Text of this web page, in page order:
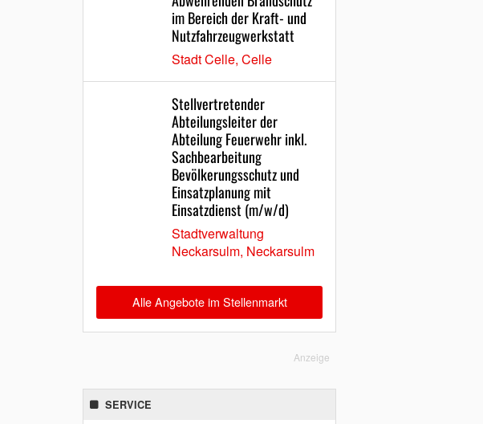
im Bereich der Kraft- und
Nutzfahrzeugwerkstatt
Stadt Celle, Celle
Stellvertretender
Abteilungsleiter der
Abteilung Feuerwehr inkl.
Sachbearbeitung
Bevölkerungsschutz und
Einsatzplanung mit
Einsatzdienst (m/w/d)
Stadtverwaltung
Neckarsulm, Neckarsulm
Alle Angebote im Stellenmarkt
Anzeige
SERVICE